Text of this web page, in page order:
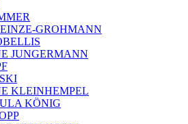
GROHMANN
JUNGERMANN
KLEINHEMPEL
KÖNIG